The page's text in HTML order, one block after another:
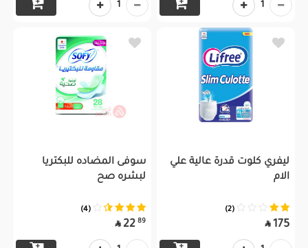
1
1
ليفري كلوت قدرة عالية علي
الام
(2)
175

سوفى المضاده للبكتريا
لبشره صح
(4)
89
22
